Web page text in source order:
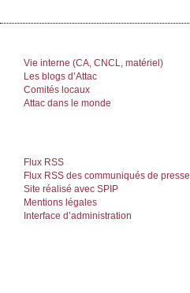
Vie interne (CA, CNCL, matériel)
Les blogs d’Attac
Comités locaux
Attac dans le monde
Flux RSS
Flux RSS des communiqués de presse
Site réalisé avec SPIP
Mentions légales
Interface d’administration